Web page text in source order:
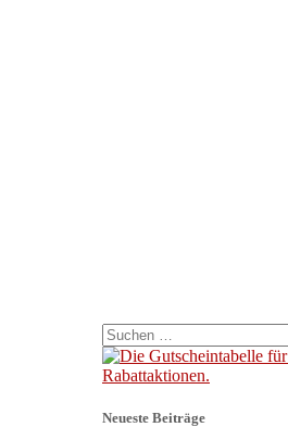
Suchen
nach:
Neueste Beiträge